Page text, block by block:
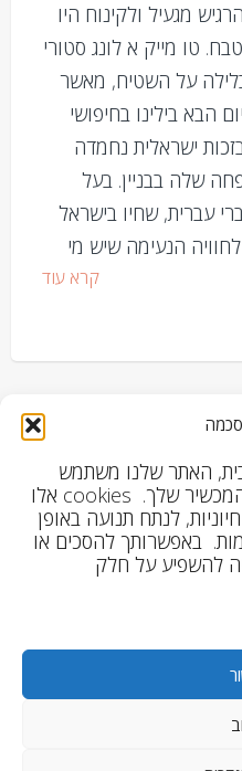
האתר שלנו משתמש
ב‑cookies לשמירת מידע על המכשיר שלך. cookies אלו
לנתח תנועה באופן
באפשרותך להסכים או
להשפיע על חלק
מגעיל ולקינוח היו
טו מייק א לונג סטורי
על השטיח, מאשר
הבא בילינו בחיפושי
ישראלית נחמדה
שלה בבניין. בעל
עברית, שחיו בישראל
הנעימה שיש מי
קרא עוד